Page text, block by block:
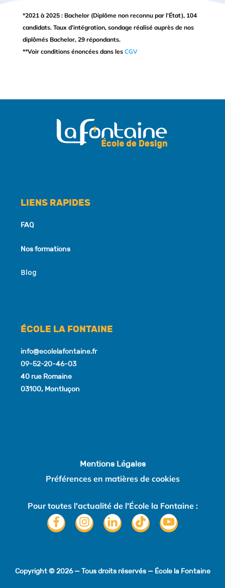
*2021 à 2025 : Bachelor (Diplôme non reconnu par l’État), 104
candidats. Taux d’intégration, sondage réalisé auprès de nos
diplômés Bachelor, 29 répondants.
**Voir conditions énoncées dans les CGV
LIENS RAPIDES
FAQ
Nos formations
Blog
ÉCOLE LA FONTAINE
info@ecolelafontaine.fr
09-52-20-46-03
40 rue Romaine
03100, Montluçon
Mentions Légales
Préférences en matières de cookies
Pour toutes l'actualité de l'École la Fontaine :
Copyright © 2026 — Tous droits réservés — École la Fontaine